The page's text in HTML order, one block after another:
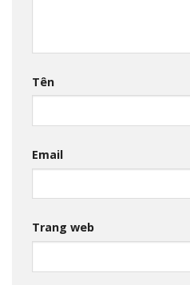
Tên
Email
Trang web